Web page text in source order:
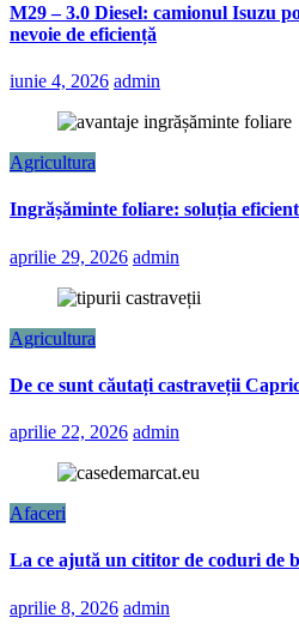
M29 – 3.0 Diesel: camionul Isuzu
nevoie de eficiență
iunie 4, 2026 admin
Agricultura
Ingrășăminte foliare: soluția
aprilie 29, 2026 admin
Agricultura
De ce sunt căutați castraveții
aprilie 22, 2026 admin
Afaceri
La ce ajută un cititor de coduri de
aprilie 8, 2026 admin